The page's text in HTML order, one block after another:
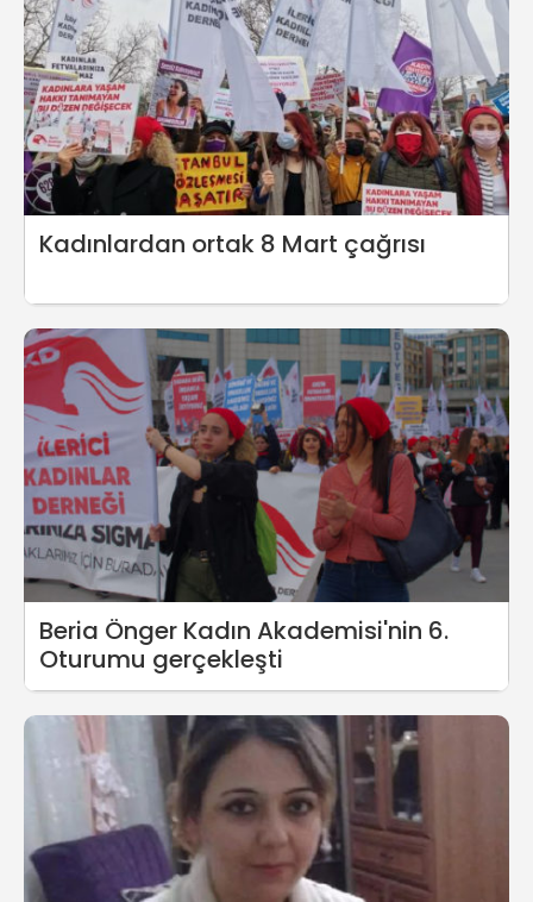
Kadınlardan ortak 8 Mart çağrısı
Beria Önger Kadın Akademisi'nin 6.
Oturumu gerçekleşti